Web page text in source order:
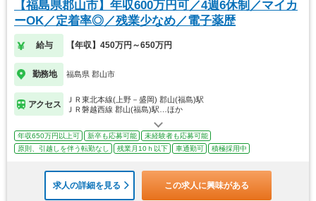
【福島県郡山市】年収600万円可／4週6休制／マイカ
ーOK／定着率◎／残業少なめ／電子薬歴
給与 【年収】450万円～650万円
勤務地 福島県 郡山市
アクセス
ＪＲ東北本線(上野－盛岡) 郡山(福島)駅
ＪＲ磐越西線 郡山(福島)駅…ほか
年収650万円以上可 新卒も応募可能
未経験者も応募可能
原則、引越しを伴う転勤なし
残業月10ｈ以下 車通勤可 積極採用中
求人の詳細を見る この求人に興味がある